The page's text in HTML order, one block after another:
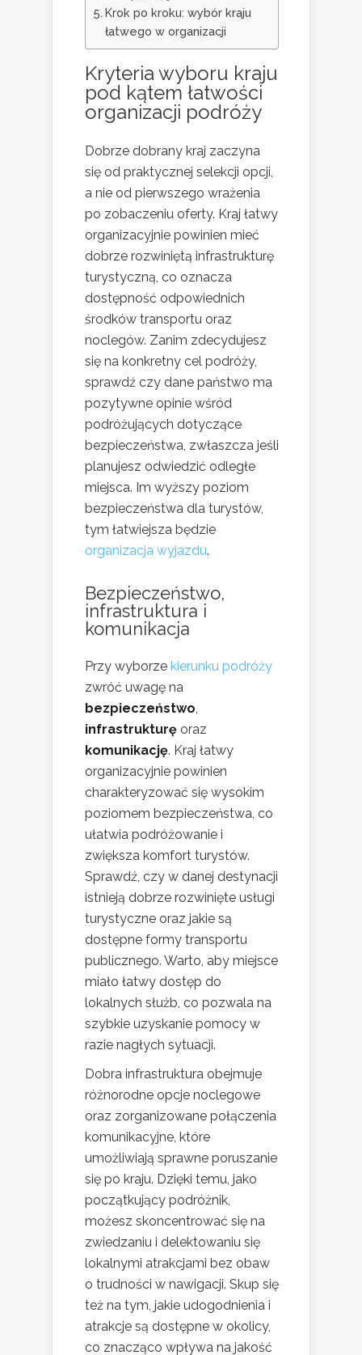
Krok po kroku: wybór kraju
łatwego w organizacji
Kryteria wyboru kraju
pod kątem łatwości
organizacji podróży
Dobrze dobrany kraj zaczyna
się od praktycznej selekcji opcji,
a nie od pierwszego wrażenia
po zobaczeniu oferty. Kraj łatwy
organizacyjnie powinien mieć
dobrze rozwiniętą infrastrukturę
turystyczną, co oznacza
dostępność odpowiednich
środków transportu oraz
noclegów. Zanim zdecydujesz
się na konkretny cel podróży,
sprawdź czy dane państwo ma
pozytywne opinie wśród
podróżujących dotyczące
bezpieczeństwa, zwłaszcza jeśli
planujesz odwiedzić odległe
miejsca. Im wyższy poziom
bezpieczeństwa dla turystów,
tym łatwiejsza będzie
organizacja wyjazdu.
Bezpieczeństwo,
infrastruktura i
komunikacja
Przy wyborze kierunku podróży
zwróć uwagę na
bezpieczeństwo,
infrastrukturę oraz
komunikację. Kraj łatwy
organizacyjnie powinien
charakteryzować się wysokim
poziomem bezpieczeństwa, co
ułatwia podróżowanie i
zwiększa komfort turystów.
Sprawdź, czy w danej destynacji
istnieją dobrze rozwinięte usługi
turystyczne oraz jakie są
dostępne formy transportu
publicznego. Warto, aby miejsce
miało łatwy dostęp do
lokalnych służb, co pozwala na
szybkie uzyskanie pomocy w
razie nagłych sytuacji.
Dobra infrastruktura obejmuje
różnorodne opcje noclegowe
oraz zorganizowane połączenia
komunikacyjne, które
umożliwiają sprawne poruszanie
się po kraju. Dzięki temu, jako
początkujący podróżnik,
możesz skoncentrować się na
zwiedzaniu i delektowaniu się
lokalnymi atrakcjami bez obaw
o trudności w nawigacji. Skup się
też na tym, jakie udogodnienia i
atrakcje są dostępne w okolicy,
co znacząco wpływa na jakość